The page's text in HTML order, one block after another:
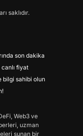
saklıdır.
son dakika
fiyat
bilgi sahibi olun
Web3 ve
uzman
sunan bir